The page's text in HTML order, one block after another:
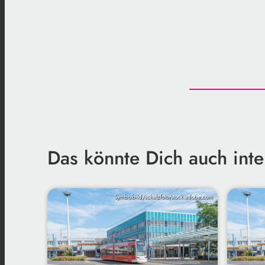
Das könnte Dich auch
Symbolbild/schulzfoto/stock.adobe.com